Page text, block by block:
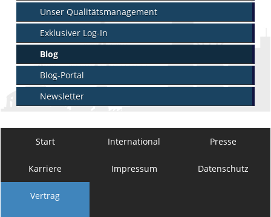
Unser Qualitätsmanagement
Exklusiver Log-In
Blog
Blog-Portal
Newsletter
Start International Presse
Karriere Impressum Datenschutz
Vertrag